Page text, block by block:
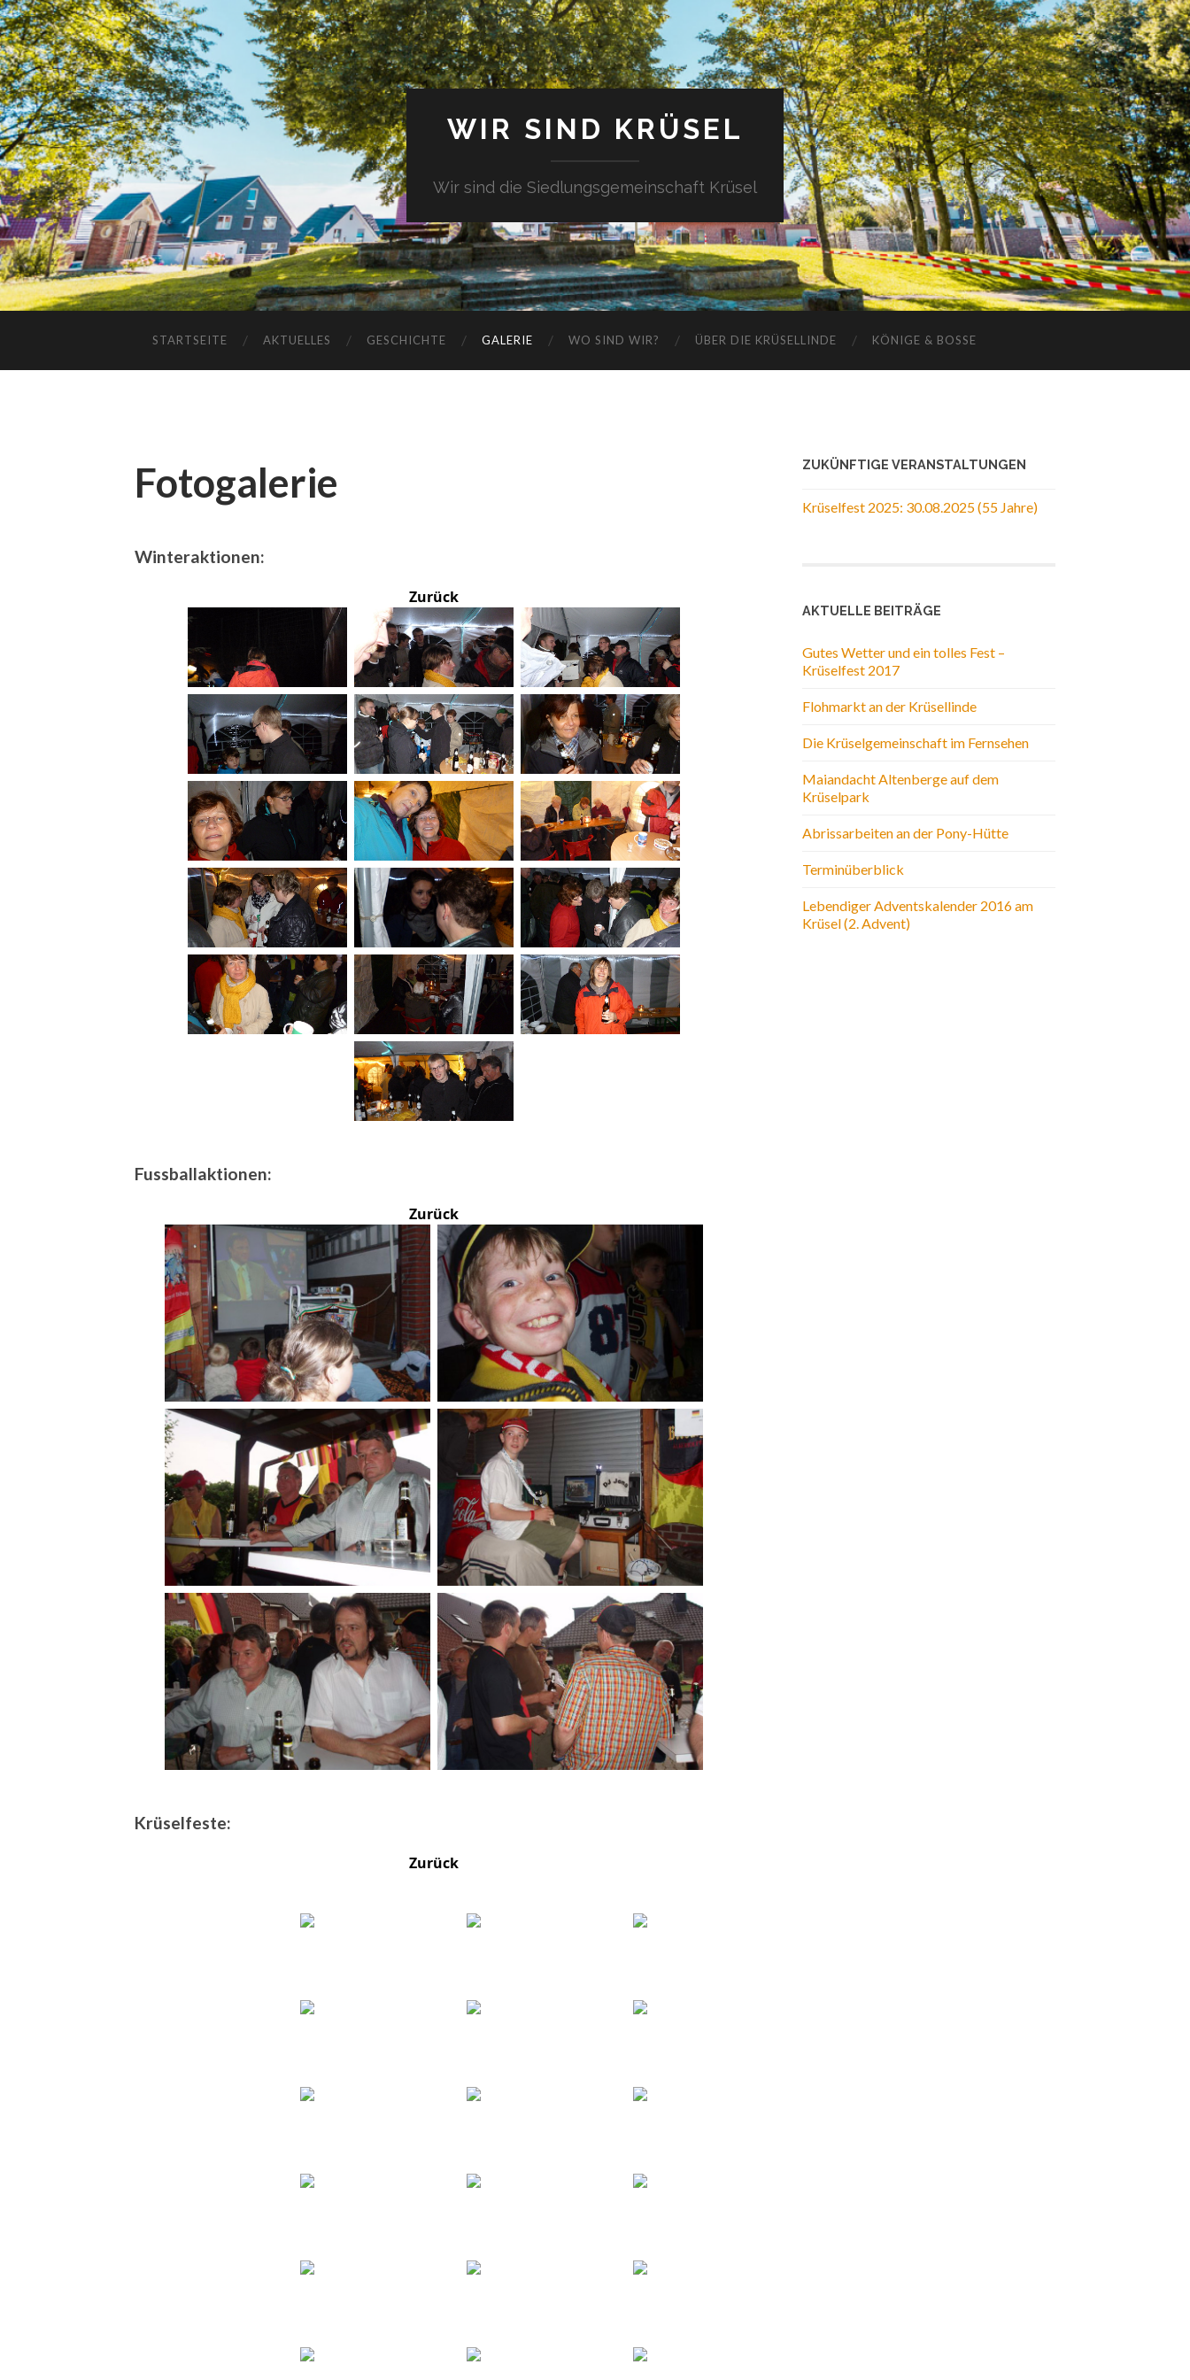
WIR SIND KRÜSEL
Wir sind die Siedlungsgemeinschaft Krüsel
STARTSEITE AKTUELLES GESCHICHTE GALERIE WO SIND WIR? ÜBER DIE KRÜSELLINDE KÖNIGE & BOSSE
Fotogalerie
Winteraktionen:
Zurück
Fussballaktionen:
Zurück
Krüselfeste:
Zurück
ZUKÜNFTIGE VERANSTALTUNGEN
Krüselfest 2025: 30.08.2025 (55 Jahre)
AKTUELLE BEITRÄGE
Gutes Wetter und ein tolles Fest –
Krüselfest 2017
Flohmarkt an der Krüsellinde
Die Krüselgemeinschaft im Fernsehen
Maiandacht Altenberge auf dem
Krüselpark
Abrissarbeiten an der Pony-Hütte
Terminüberblick
Lebendiger Adventskalender 2016 am
Krüsel (2. Advent)